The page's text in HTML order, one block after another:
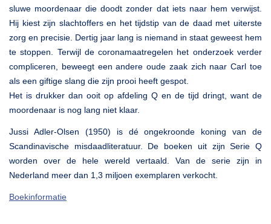
sluwe moordenaar die doodt zonder dat iets naar hem verwijst.
Hij kiest zijn slachtoffers en het tijdstip van de daad met uiterste
zorg en precisie. Dertig jaar lang is niemand in staat geweest hem
te stoppen. Terwijl de coronamaatregelen het onderzoek verder
compliceren, beweegt een andere oude zaak zich naar Carl toe
als een giftige slang die zijn prooi heeft gespot.
Het is drukker dan ooit op afdeling Q en de tijd dringt, want de
moordenaar is nog lang niet klaar.
Jussi Adler-Olsen (1950) is dé ongekroonde koning van de
Scandinavische misdaadliteratuur. De boeken uit zijn Serie Q
worden over de hele wereld vertaald. Van de serie zijn in
Nederland meer dan 1,3 miljoen exemplaren verkocht.
Boekinformatie